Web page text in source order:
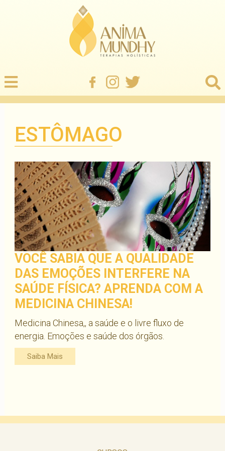
ESTÔMAGO
VOCÊ SABIA QUE A QUALIDADE
DAS EMOÇÕES INTERFERE NA
SAÚDE FÍSICA? APRENDA COM A
MEDICINA CHINESA!
Medicina Chinesa,, a saúde e o livre fluxo de
energia. Emoções e saúde dos órgãos.
Saiba Mais